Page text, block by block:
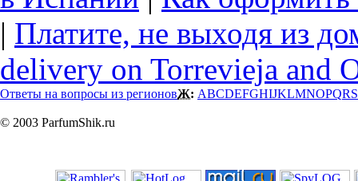
| Платите, не выходя из
delivery on Torrevieja and
Ответы на вопросы из регионовЖ: ABCDEFGHIJKLMNOPQRS
© 2003 ParfumShik.ru